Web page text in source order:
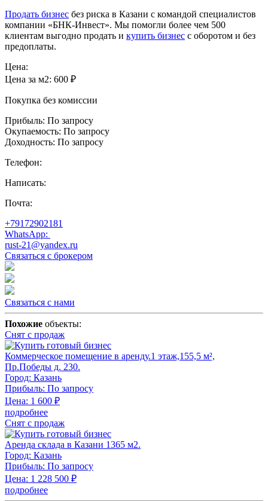
Продать бизнес без риска в Казани с командой специалистов
компании «БНК-Инвест». Мы помогли более чем 500
клиентам выгодно продать и купить бизнес с оборотом и без
предоплаты.
Цена:
Цена за м2: 600 ₽
Покупка без комиссии
Прибыль: По запросу
Окупаемость: По запросу
Доходность: По запросу
Телефон:
Написать:
Почта:
+79172902181
WhatsApp:
rust-21@yandex.ru
Связаться с брокером
Связаться с нами
Похожие объекты:
Снят с продаж
Коммерческое помещение в аренду.1 этаж,155,5 м²,
Пр.Победы д. 230.
Город: Казань
Прибыль: По запросу
Цена: 1 600 ₽
подробнее
Снят с продаж
Аренда склада в Казани 1365 м2.
Город: Казань
Прибыль: По запросу
Цена: 1 228 500 ₽
подробнее